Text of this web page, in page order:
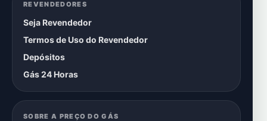
REVENDEDORES
Seja Revendedor
Termos de Uso do Revendedor
Depósitos
Gás 24 Horas
SOBRE A PREÇO DO GÁS